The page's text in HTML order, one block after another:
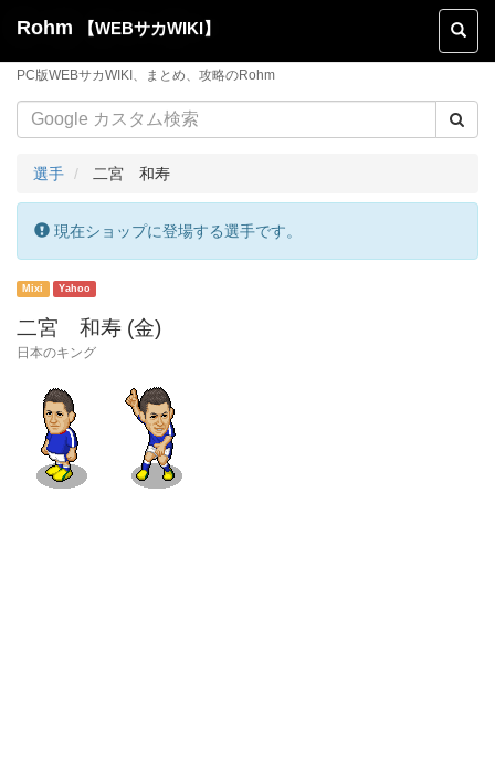
Toggle
Rohm 【WEBサカWIKI】
PC版WEBサカWIKI、まとめ、攻略のRohm
選手 二宮 和寿
現在ショップに登場する選手です。
二宮 和寿 (金)
日本のキング